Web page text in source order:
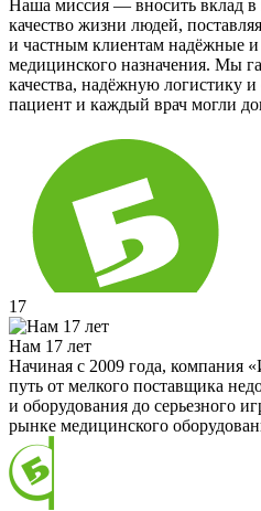
Наша миссия — вносить вклад в
качество жизни людей,
и частным клиентам надёжные и
медицинского назначения. Мы
качества, надёжную логистику
пациент и каждый врач могли
17
Нам 17 лет
Начиная с 2009 года, компания
путь от мелкого поставщика
и оборудования до серьезного
рынке медицинского